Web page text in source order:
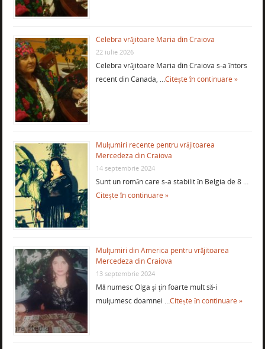
Celebra vrăjitoare Maria din Craiova
22 iulie 2026
Celebra vrăjitoare Maria din Craiova s-a întors
recent din Canada, …Citește în continuare »
Mulţumiri recente pentru vrăjitoarea
Mercedeza din Craiova
14 septembrie 2024
Sunt un român care s-a stabilit în Belgia de 8 …
Citește în continuare »
Mulţumiri din America pentru vrăjitoarea
Mercedeza din Craiova
13 septembrie 2024
Mă numesc Olga şi ţin foarte mult să-i
mulţumesc doamnei …Citește în continuare »